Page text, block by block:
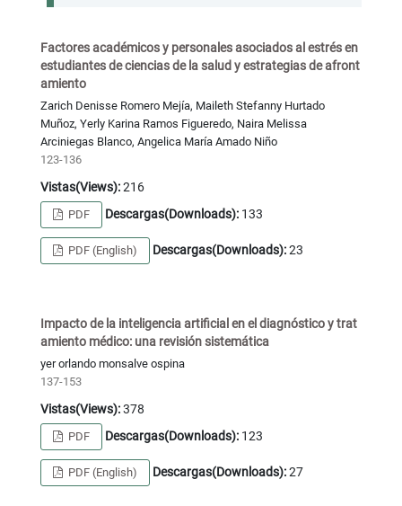
Factores académicos y personales asociados al estrés en
estudiantes de ciencias de la salud y estrategias de afront
amiento
Zarich Denisse Romero Mejía, Maileth Stefanny Hurtado
Muñoz, Yerly Karina Ramos Figueredo, Naira Melissa
Arciniegas Blanco, Angelica María Amado Niño
123-136
Vistas(Views):216
PDF Descargas(Downloads): 133
PDF (English) Descargas(Downloads):23
Impacto de la inteligencia artificial en el diagnóstico y trat
amiento médico: una revisión sistemática
yer orlando monsalve ospina
137-153
Vistas(Views):378
PDF Descargas(Downloads): 123
PDF (English) Descargas(Downloads):27